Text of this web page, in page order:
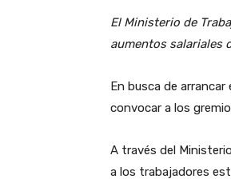
El Ministerio de
aumentos salariales
En busca de
convocar a los
A través del
a los trabajadores